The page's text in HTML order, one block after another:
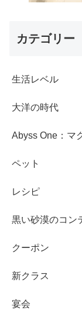
カテゴリー
生活レベル
大洋の時代
Abyss One：マ
ペット
レシピ
黒い砂漠のコン
クーポン
新クラス
宴会